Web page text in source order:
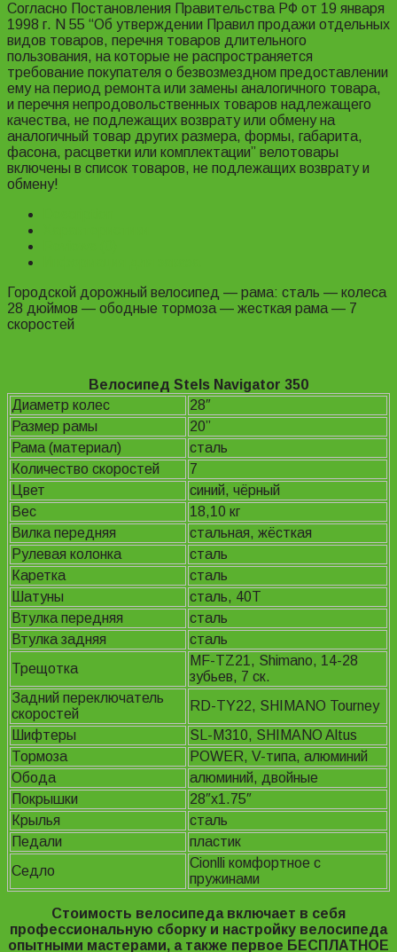
Согласно Постановления Правительства РФ от 19 января
1998 г. N 55 “Об утверждении Правил продажи отдельных
видов товаров, перечня товаров длительного
пользования, на которые не распространяется
требование покупателя о безвозмездном предоставлении
ему на период ремонта или замены аналогичного товара,
и перечня непродовольственных товаров надлежащего
качества, не подлежащих возврату или обмену на
аналогичный товар других размера, формы, габарита,
фасона, расцветки или комплектации” велотовары
включены в список товаров, не подлежащих возврату и
обмену!
Городской дорожный велосипед — рама: сталь — колеса
28 дюймов — ободные тормоза — жесткая рама — 7
скоростей
Велосипед Stels Navigator 350
Диаметр колес
28″
Размер рамы
20”
Рама (материал)
сталь
Количество скоростей
7
Цвет
синий, чёрный
Вес
18,10 кг
Вилка передняя
cтальная, жёсткая
Рулевая колонка
сталь
Каретка
сталь
Шатуны
сталь, 40Т
Втулка передняя
сталь
Втулка задняя
сталь
Трещотка
MF-TZ21, Shimano, 14-28
зубьев, 7 ск.
Задний переключатель
скоростей
RD-TY22, SHIMANO Tourney
Шифтеры
SL-M310, SHIMANO Altus
Тормоза
POWER, V-типа, алюминий
Обода
алюминий, двойные
Покрышки
28″x1.75″
Крылья
сталь
Педали
пластик
Седло
Cionlli комфортное с
пружинами
Стоимость велосипеда включает в себя
профессиональную сборку и настройку велосипеда
опытными мастерами, а также первое БЕСПЛАТНОЕ